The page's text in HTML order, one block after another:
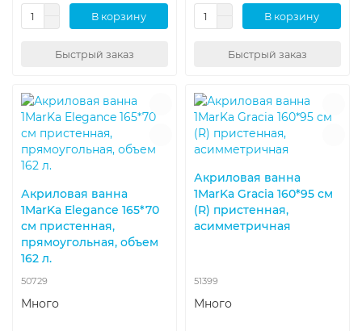
В корзину
Быстрый заказ
В корзину
Быстрый заказ
Акриловая ванна
1MarKa Elegance 165*70
см пристенная,
прямоугольная, объем
162 л.
50729
Много
Акриловая ванна
1MarKa Gracia 160*95 см
(R) пристенная,
асимметричная
51399
Много